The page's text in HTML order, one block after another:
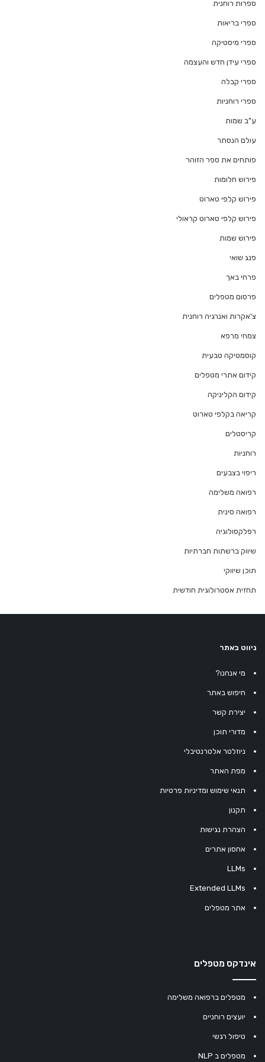
ספרות רוחנית
ספרי בריאות
ספרי מיסטיקה
ספרי עידן חדש והעצמה
ספרי קבלה
ספרי רוחניות
ע"ב שמות
עולם הנסתר
פותחים את ספר הזוהר
פירוש חלומות
פירוש קלפי טארוט
פירוש קלפי טארוט קראולי
פירוש שמות
פנג שואי
פרחי באך
פרסום מטפלים
צ'אקרות ואנרגיה רוחנית
צמחי מרפא
קוסמטיקה טבעית
קידום אתרי מטפלים
קידום הקליניקה
קריאה בקלפי טארוט
קריסטלים
רוחניות
ריפוי בצבעים
רפואה משלימה
רפואה סינית
רפלקסולוגיה
שיווק ברשתות חברתיות
תוכן שיווקי
תחזית אסטרולוגית חודשית
ניווט באתר
מי אנחנו?
חיפוש באתר
יצירת קשר
מדורי תוכן
ניוזלטר אלטרנטיבלי
מפת האתר
תנאי שימוש ומדיניות פרטיות
תקנון
הצהרת נגישות
אחסון אתרים
LLMs
Extended LLMs
אתר מטפלים
אינדקס מטפלים
מטפלים ברפואה משלימה
יועצים רוחניים
טיפול רגשי
מטפלים ב NLP